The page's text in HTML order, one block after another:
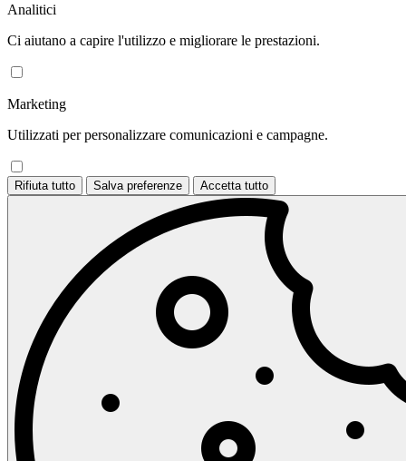
Analitici
Ci aiutano a capire l'utilizzo e migliorare le prestazioni.
Marketing
Utilizzati per personalizzare comunicazioni e campagne.
Rifiuta tutto Salva preferenze Accetta tutto